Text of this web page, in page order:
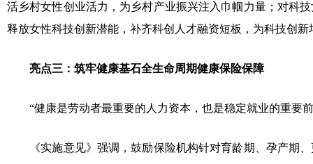
活乡村女性创业活力，为乡村产业振兴注入巾帼力量；对科
释放女性科技创新潜能，补齐科创人才融资短板，为科技创
亮点三：筑牢健康基石全生命周期健康保险保障
“健康是劳动者最重要的人力资本，也是稳定就业的重要
《实施意见》强调，鼓励保险机构针对育龄期、孕产期